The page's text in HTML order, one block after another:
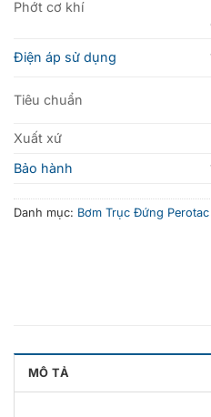
Phớt cơ khí
Điện áp sử dụng
Tiêu chuẩn
Xuất xứ
Bảo hành
Danh mục: Bơm Trục Đứng Perotac
MÔ TẢ